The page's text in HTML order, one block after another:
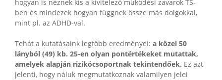
hogyan is néznek kis a kivitelező működési zavarok TS-
ben és mindezek hogyan függnek össze más dolgokkal,
mint pl. az ADHD-val.
Tehát a kutatásaink legfőbb eredményei: a közel 50
lányból (49) kb. 25-en olyan pontértékeket mutattak,
amelyek alapján rizikócsoportnak tekintendőek. Ez azt
jelenti, hogy náluk megmutatkoznak valamilyen jelei